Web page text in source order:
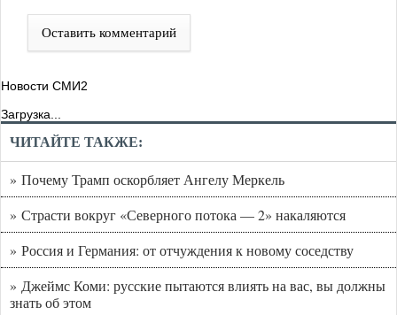
Оставить комментарий
Новости СМИ2
Загрузка...
ЧИТАЙТЕ ТАКЖЕ:
» Почему Трамп оскорбляет Ангелу Меркель
» Страсти вокруг «Северного потока — 2» накаляются
» Россия и Германия: от отчуждения к новому соседству
» Джеймс Коми: русские пытаются влиять на вас, вы должны
знать об этом